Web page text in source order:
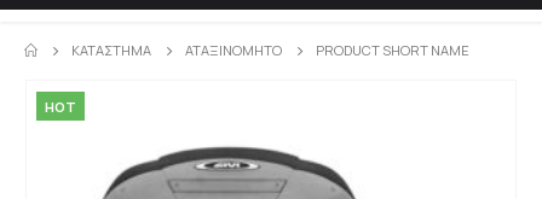
ΚΑΤΆΣΤΗΜΑ ΑΤΑΞΙΝΌΜΗΤΟ PRODUCT SHORT NAME
HOT